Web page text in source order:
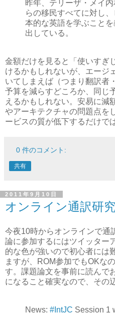
昨年、テリーザ・メイ
らの移民すべてに対し
本的な英語を学ぶこと
出している。
金額だけを見ると「使いすぎ
けるかもしれないが、エージ
いてしまえば（つまり翻訳者
予算を減らすどころか、同じ
えるかもしれない。安易に減
やアーキテクチャの問題点を
ービスの質が低下するだけで
0 件のコメント:
共有
2011年9月10日
オンライン通訳研
今夜10時からオンラインで通
論に参加するにはツイッター
的な色が強いので初心者には
ますが、ROM参加でもOKな
す。課題論文を事前に読んで
になること確実なので、その
News: #IntJC Session 1